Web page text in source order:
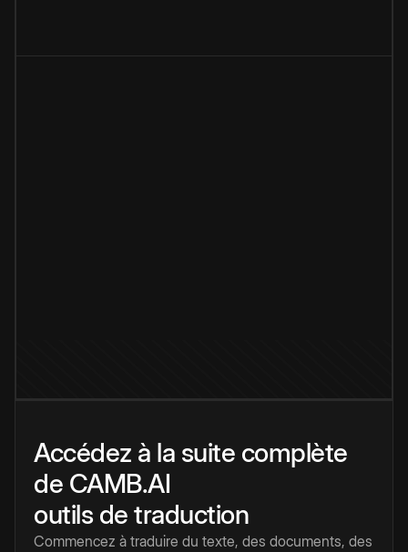
Accédez à la suite complète
de CAMB.AI
outils de traduction
Commencez à traduire du texte, des documents, des